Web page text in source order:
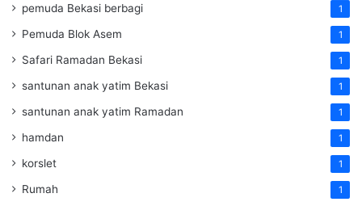
pemuda Bekasi berbagi 1
Pemuda Blok Asem 1
Safari Ramadan Bekasi 1
santunan anak yatim Bekasi 1
santunan anak yatim Ramadan 1
hamdan 1
korslet 1
Rumah 1